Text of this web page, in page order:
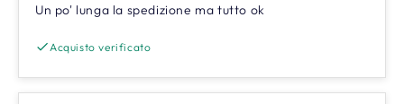
Un po' lunga la spedizione ma tutto ok
Acquisto verificato